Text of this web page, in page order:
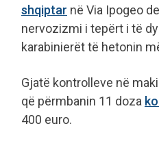
shqiptar në Via Ipogeo
nervozizmi i tepërt i të
karabinierët të hetonin
Gjatë kontrolleve në
që përmbanin 11 doza
400 euro.